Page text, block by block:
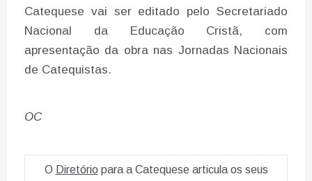
Catequese vai ser editado pelo Secretariado
Nacional da Educação Cristã, com
apresentação da obra nas Jornadas Nacionais
de Catequistas.
OC
O Diretório para a Catequese articula os seus